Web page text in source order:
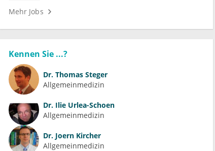
Mehr Jobs
Kennen Sie ...?
Dr. Thomas Steger
Allgemeinmedizin
Dr. Ilie Urlea-Schoen
Allgemeinmedizin
Dr. Joern Kircher
Allgemeinmedizin